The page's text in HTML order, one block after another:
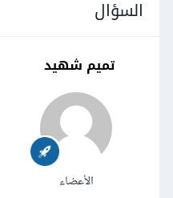
السؤال
تميم شهيد
الأعضاء